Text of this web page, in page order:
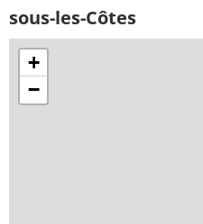
sous-les-Côtes
+
−